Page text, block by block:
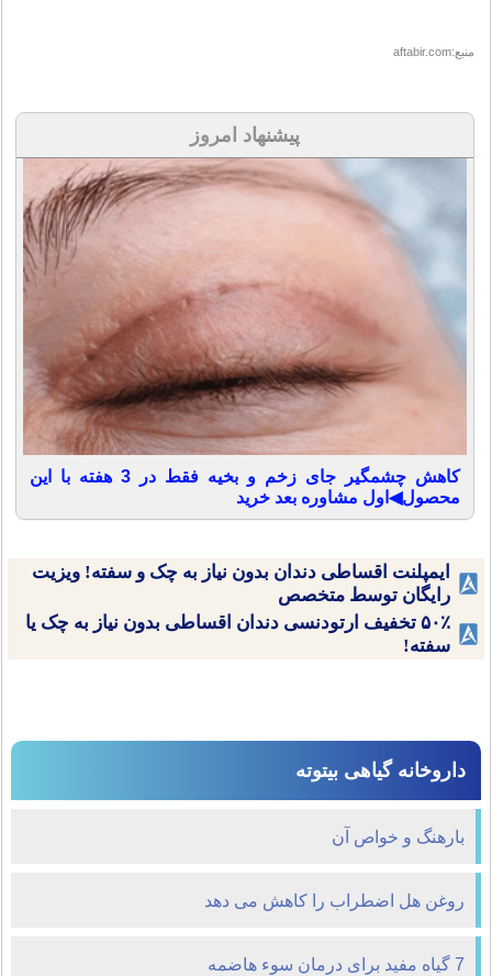
منبع:aftabir.com
پیشنهاد امروز
کاهش چشمگیر جای زخم و بخیه فقط در 3 هفته با این
محصول◀اول مشاوره بعد خرید
ایمپلنت اقساطی دندان بدون نیاز به چک و سفته! ویزیت
رایگان توسط متخصص
۵۰٪ تخفیف ارتودنسی دندان اقساطی بدون نیاز به چک یا
سفته!
داروخانه گیاهی بیتوته
بارهنگ و خواص آن
روغن هل اضطراب را کاهش می دهد
7 گیاه مفید برای درمان سوء هاضمه